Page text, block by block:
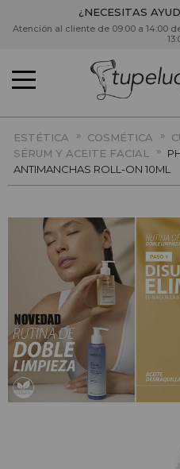
¿NECESITAS
Atención al cliente de 09:00 a 14:00
ESTÉTICA » COSMÉTICA »
SÉRUM Y ACEITE FACIAL
»
ANTIMANCHAS ROLL-ON 10ML